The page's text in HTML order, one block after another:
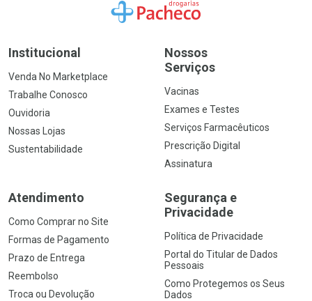
Ir para a Home
Institucional
Venda No Marketplace
Trabalhe Conosco
Ouvidoria
Nossas Lojas
Sustentabilidade
Nossos
Serviços
Vacinas
Exames e Testes
Serviços Farmacêuticos
Prescrição Digital
Assinatura
Atendimento
Como Comprar no Site
Formas de Pagamento
Prazo de Entrega
Reembolso
Troca ou Devolução
Segurança e
Privacidade
Política de Privacidade
Portal do Titular de Dados
Pessoais
Como Protegemos os Seus
Dados